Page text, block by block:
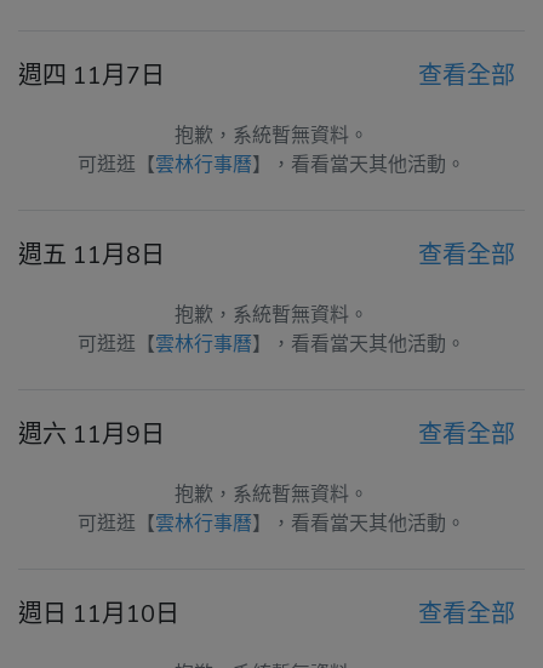
週四 11月7日 查看全部
抱歉，系統暫無資料。
可逛逛【雲林行事曆】，看看當天其他活動。
週五 11月8日 查看全部
抱歉，系統暫無資料。
可逛逛【雲林行事曆】，看看當天其他活動。
週六 11月9日 查看全部
抱歉，系統暫無資料。
可逛逛【雲林行事曆】，看看當天其他活動。
週日 11月10日 查看全部